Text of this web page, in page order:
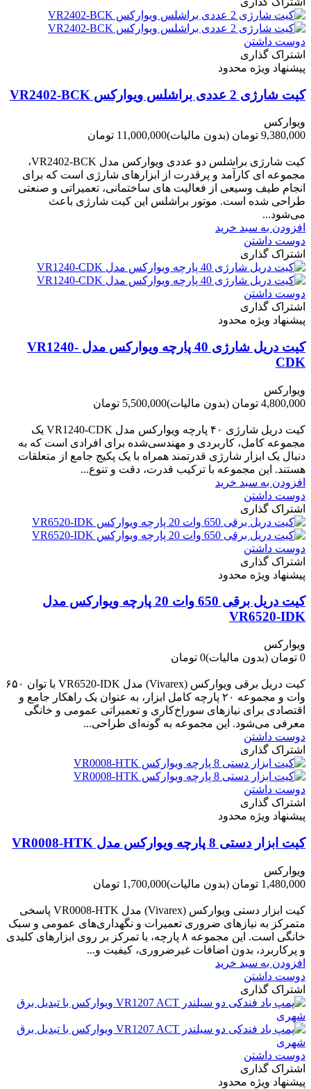
دوست داشتن
اشتراک گذاری
پیشنهاد ویژه محدود
کیت شارژی 2 عددی براشلس ویوارکس VR2402-BCK
ویوارکس
9,380,000 تومان
(بدون مالیات)11,000,000 تومان
کیت شارژی براشلس دو عددی ویوارکس مدل VR2402-BCK،
مجموعه ای کارآمد و پرقدرت از ابزارهای شارژی است که برای
انجام طیف وسیعی از فعالیت های ساختمانی، تعمیراتی و صنعتی
طراحی شده است. موتور براشلس این کیت شارژی باعث
می‌شود...
افزودن به سبد خرید
دوست داشتن
اشتراک گذاری
دوست داشتن
اشتراک گذاری
پیشنهاد ویژه محدود
کیت دریل شارژی 40 پارچه ویوارکس مدل VR1240-
CDK
ویوارکس
4,800,000 تومان
(بدون مالیات)5,500,000 تومان
کیت دریل شارژی ۴۰ پارچه ویوارکس مدل VR1240‑CDK یک
مجموعه کامل، کاربردی و مهندسی‌شده برای افرادی است که به
دنبال یک ابزار شارژی قدرتمند همراه با یک پکیج جامع از متعلقات
هستند. این مجموعه با ترکیب قدرت، دقت و تنوع...
افزودن به سبد خرید
دوست داشتن
اشتراک گذاری
دوست داشتن
اشتراک گذاری
پیشنهاد ویژه محدود
کیت دریل برقی 650 وات 20 پارچه ویوارکس مدل
VR6520-IDK
ویوارکس
0 تومان
(بدون مالیات)0 تومان
کیت دریل برقی ویوارکس (Vivarex) مدل VR6520-IDK با توان ۶۵۰
وات و مجموعه ۲۰ پارچه کامل ابزار، به عنوان یک راهکار جامع و
اقتصادی برای نیازهای سوراخ‌کاری و تعمیراتی عمومی و خانگی
معرفی می‌شود. این مجموعه به گونه‌ای طراحی...
دوست داشتن
اشتراک گذاری
دوست داشتن
اشتراک گذاری
پیشنهاد ویژه محدود
کیت ابزار دستی 8 پارچه ویوارکس مدل VR0008-HTK
ویوارکس
1,480,000 تومان
(بدون مالیات)1,700,000 تومان
کیت ابزار دستی ویوارکس (Vivarex) مدل VR0008-HTK پاسخی
متمرکز به نیازهای ضروری تعمیرات و نگهداری‌های عمومی و سبک
خانگی است. این مجموعه ۸ پارچه، با تمرکز بر روی ابزارهای کلیدی
و پرکاربرد، بدون اضافات غیرضروری، کیفیت و...
افزودن به سبد خرید
دوست داشتن
اشتراک گذاری
دوست داشتن
اشتراک گذاری
پیشنهاد ویژه محدود